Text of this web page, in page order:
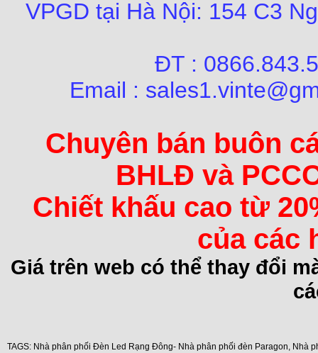
VPGD tại Hà Nội: 154 C3
ĐT :
Email :
Chuyên bán buôn
BHLĐ và
Chiết khấu cao từ
của các
Giá trên web có thể thay đổi
TAGS: Nhà phân phối Đèn Led Rạng Đông- Nhà phân phối đèn Paragon, Nhà